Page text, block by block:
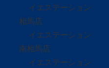
イエステーション
相馬店
イエステーション
南相馬店
イエステーション